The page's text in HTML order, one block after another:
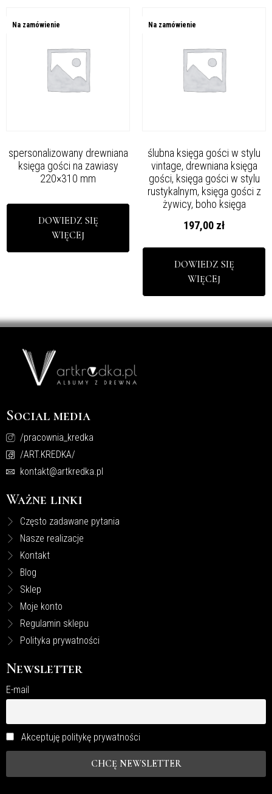
Na zamówienie
spersonalizowany drewniana
księga gości na zawiasy
220×310 mm
DOWIEDZ SIĘ
WIĘCEJ
Na zamówienie
ślubna księga gości w stylu
vintage, drewniana księga
gości, księga gości w stylu
rustykalnym, księga gości z
żywicy, boho księga
197,00 zł
DOWIEDZ SIĘ
WIĘCEJ
Social media
/pracownia_kredka
/ART.KREDKA/
kontakt@artkredka.pl
Ważne linki
Często zadawane pytania
Nasze realizacje
Kontakt
Blog
Sklep
Moje konto
Regulamin sklepu
Polityka prywatności
Newsletter
E-mail
Akceptuję politykę prywatności